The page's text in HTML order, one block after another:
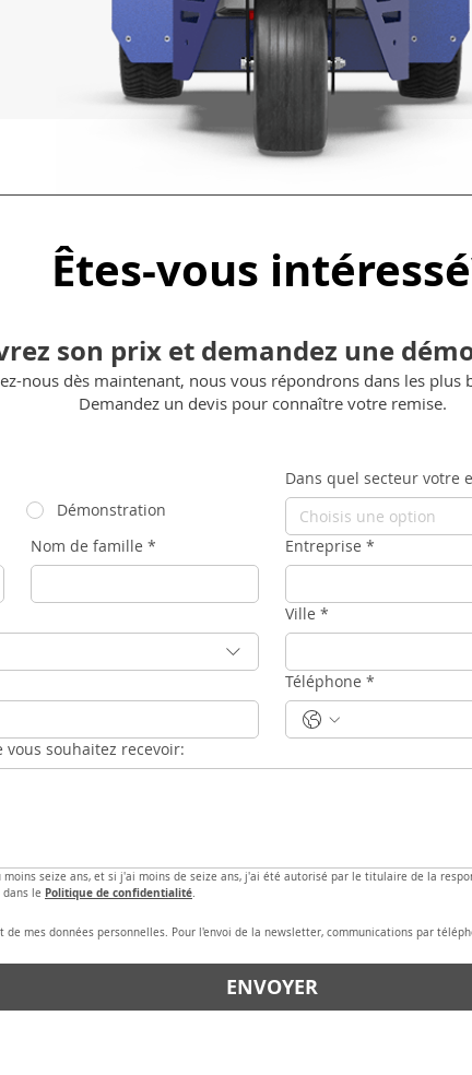
Êtes-vous
son prix et demandez une
nous dès maintenant, nous vous répondrons dans les plus
Demandez un devis pour connaître votre remise.
Démonstration
Dans quel secteur votre
Choisis une option
Nom de famille * Entreprise *
Ville *
Téléphone *
souhaitez recevoir:
moins seize ans, et si j'ai moins de seize ans, j'ai été autorisé par le titulaire de la
le Politique de confidentialité.
de mes données personnelles. Pour l'envoi de la newsletter, communications par
ENVOYER